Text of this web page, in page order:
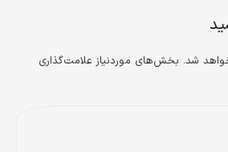
شد. بخش‌های موردنیاز علامت‌گذاری